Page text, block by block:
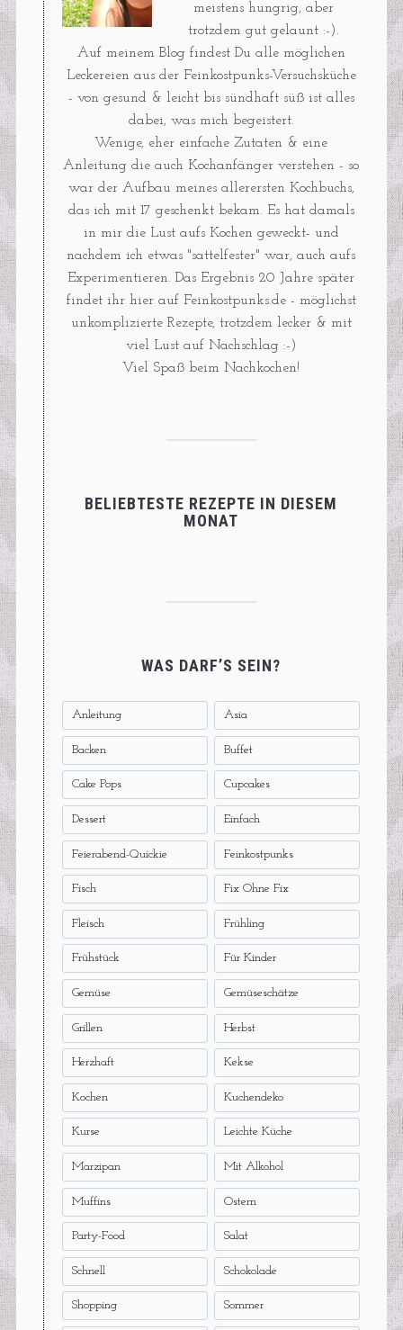
meistens hungrig, aber
trotzdem gut gelaunt :-).
Auf meinem Blog findest Du alle möglichen
Leckereien aus der Feinkostpunks-Versuchsküche
- von gesund & leicht bis sündhaft süß ist alles
dabei, was mich begeistert.
Wenige, eher einfache Zutaten & eine
Anleitung die auch Kochanfänger verstehen - so
war der Aufbau meines allerersten Kochbuchs,
das ich mit 17 geschenkt bekam. Es hat damals
in mir die Lust aufs Kochen geweckt- und
nachdem ich etwas "sattelfester" war, auch aufs
Experimentieren. Das Ergebnis 20 Jahre später
findet ihr hier auf Feinkostpunks.de - möglichst
unkomplizierte Rezepte, trotzdem lecker & mit
viel Lust auf Nachschlag :-)
Viel Spaß beim Nachkochen!
BELIEBTESTE REZEPTE IN DIESEM
MONAT
WAS DARF’S SEIN?
Anleitung Asia
Backen Buffet
Cake Pops Cupcakes
Dessert Einfach
Feierabend-Quickie Feinkostpunks
Fisch Fix Ohne Fix
Fleisch Frühling
Frühstück Für Kinder
Gemüse Gemüseschätze
Grillen Herbst
Herzhaft Kekse
Kochen Kuchendeko
Kurse Leichte Küche
Marzipan Mit Alkohol
Muffins Ostern
Party-Food Salat
Schnell Schokolade
Shopping Sommer